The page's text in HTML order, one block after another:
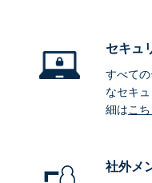
セキュ
すべて
なセキ
細はこ
社外メ